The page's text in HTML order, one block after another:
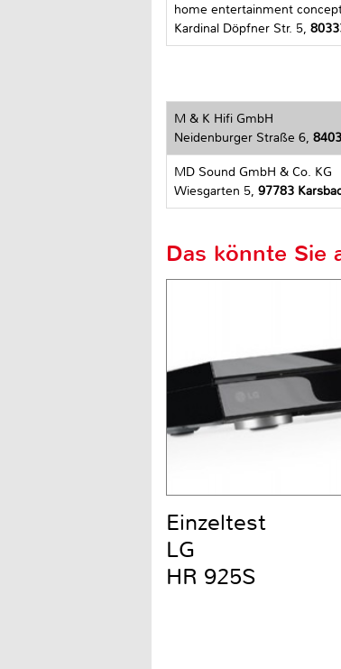
home entertainment
Kardinal Döpfner Str. 5,
M & K Hifi GmbH
Neidenburger Straße 6,
MD Sound GmbH & Co. KG
Wiesgarten 5, 97783
Das könnte Sie
Einzeltest
LG
HR 925S